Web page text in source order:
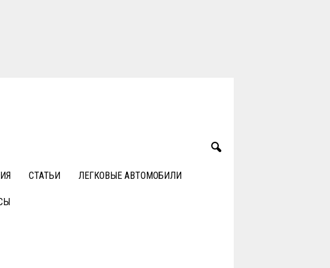
СТАТЬИ ЛЕГКОВЫЕ АВТОМОБИЛИ